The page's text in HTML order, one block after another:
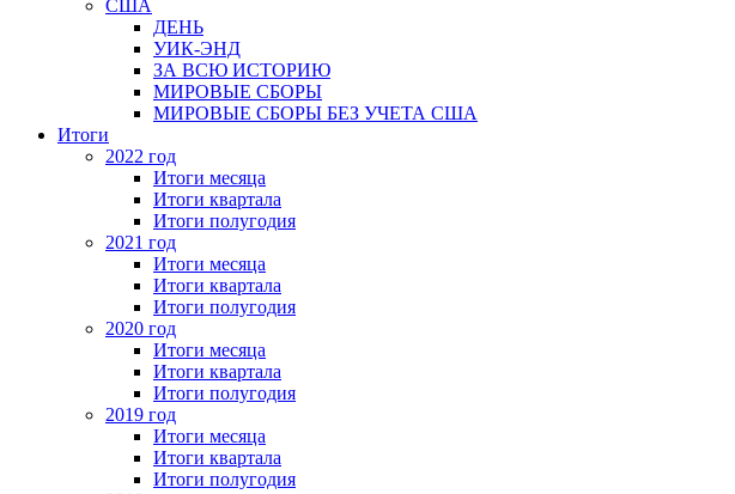
США
ДЕНЬ
УИК-ЭНД
ЗА ВСЮ ИСТОРИЮ
МИРОВЫЕ СБОРЫ
МИРОВЫЕ СБОРЫ БЕЗ УЧЕТА США
Итоги
2022 год
Итоги месяца
Итоги квартала
Итоги полугодия
2021 год
Итоги месяца
Итоги квартала
Итоги полугодия
2020 год
Итоги месяца
Итоги квартала
Итоги полугодия
2019 год
Итоги месяца
Итоги квартала
Итоги полугодия